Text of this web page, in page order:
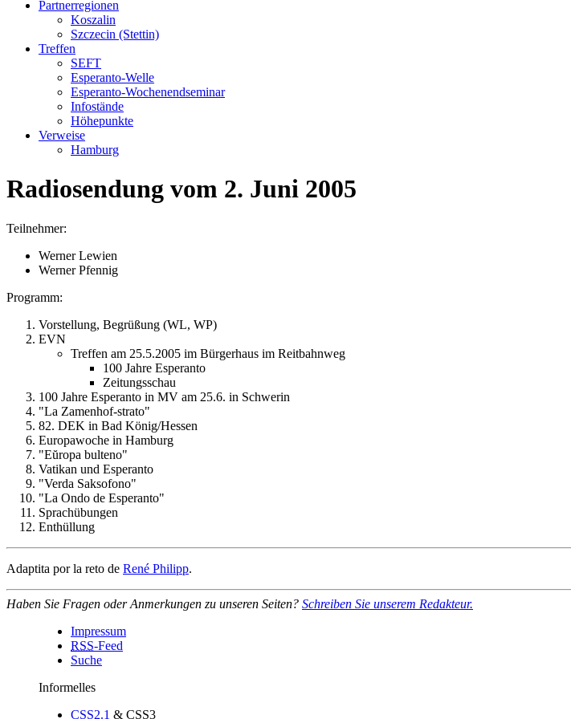
Partnerregionen
Koszalin
Szczecin (Stettin)
Treffen
SEFT
Esperanto-Welle
Esperanto-Wochenendseminar
Infostände
Höhepunkte
Verweise
Hamburg
Radiosendung vom 2. Juni 2005
Teilnehmer:
Werner Lewien
Werner Pfennig
Programm:
Vorstellung, Begrüßung (WL, WP)
EVN
Treffen am 25.5.2005 im Bürgerhaus im Reitbahnweg
100 Jahre Esperanto
Zeitungsschau
100 Jahre Esperanto in MV am 25.6. in Schwerin
"La Zamenhof-strato"
82. DEK in Bad König/Hessen
Europawoche in Hamburg
"Eŭropa bulteno"
Vatikan und Esperanto
"Verda Saksofono"
"La Ondo de Esperanto"
Sprachübungen
Enthüllung
Adaptita por la reto de René Philipp.
Haben Sie Fragen oder Anmerkungen zu unseren Seiten? Schreiben Sie unserem Redakteur.
Impressum
RSS-Feed
Suche
Informelles
CSS2.1 & CSS3